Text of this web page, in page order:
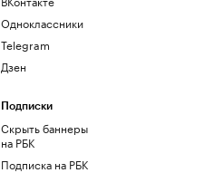
Одноклассники
Telegram
Дзен
Подписки
Скрыть баннеры
на РБК
Подписка на РБК